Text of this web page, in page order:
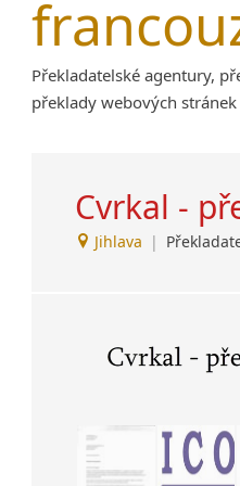
Amharština
Aramejština
Arménština
Bambarština
Bantuské jazyky
Barmština
Bosenština
Burjatština
Čagatajské
Čečenština
Překladatelské agentury,
překlady webových
Cvrkal -
Jihlava |